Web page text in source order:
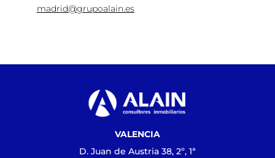
madrid@grupoalain.es
VALENCIA
D. Juan de Austria 38, 2º, 1ª